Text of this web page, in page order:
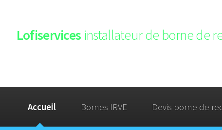
Lofiservices installateur de borne de
Accueil Bornes IRVE Devis borne de